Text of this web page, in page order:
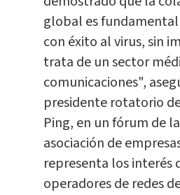
global es
con éxito al virus, sin
trata de un sector
comunicaciones",
presidente rotatorio
Ping, en un fórum de la
asociación de
representa los interés
operadores de redes